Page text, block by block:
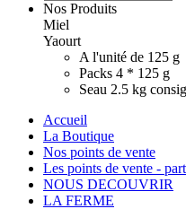
Nos Produits
Miel
Yaourt
A l'unité de 125 g
Packs 4 * 125 g
Seau 2.5 kg
Accueil
La Boutique
Nos points de vente
Les points de vente -
NOUS DECOUVRIR
LA FERME